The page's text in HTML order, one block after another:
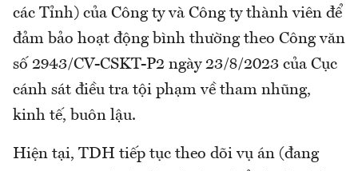
các Tỉnh) của Công ty và Công ty thành viên để
đảm bảo hoạt động bình thường theo Công văn
số 2943/CV-CSKT-P2 ngày 23/8/2023 của Cục
cánh sát điều tra tội phạm về tham nhũng,
kinh tế, buôn lậu.
Hiện tại, TDH tiếp tục theo dõi vụ án (đang